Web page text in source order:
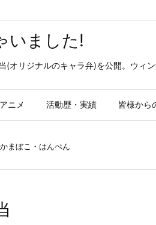
いました!
(オリジナルのキャラ弁)を公開。ウィ
ニメ 活動歴・実績 皆様から
かまぼこ・はんぺん